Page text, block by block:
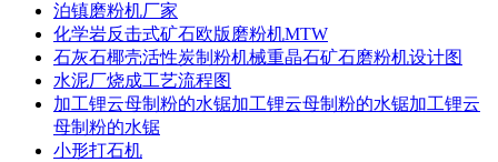
泊镇磨粉机厂家
化学岩反击式矿石欧版磨粉机MTW
石灰石椰壳活性炭制粉机械重晶石矿石磨粉机设计图
水泥厂烧成工艺流程图
加工锂云母制粉的水锯加工锂云母制粉的水锯加工锂云
母制粉的水锯
小形打石机